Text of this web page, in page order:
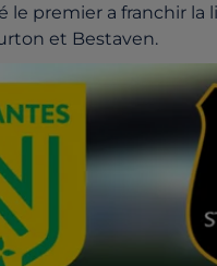
le premier a franchir la
et Bestaven.